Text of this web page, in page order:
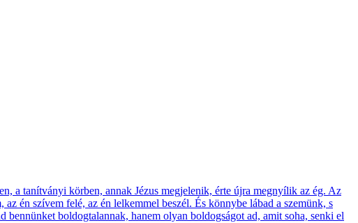
a tanítványi körben, annak Jézus megjelenik, érte újra megnyílik az ég. Az
én szívem felé, az én lelkemmel beszél. És könnybe lábad a szemünk, s
boldogtalannak, hanem olyan boldogságot ad, amit soha, senki el